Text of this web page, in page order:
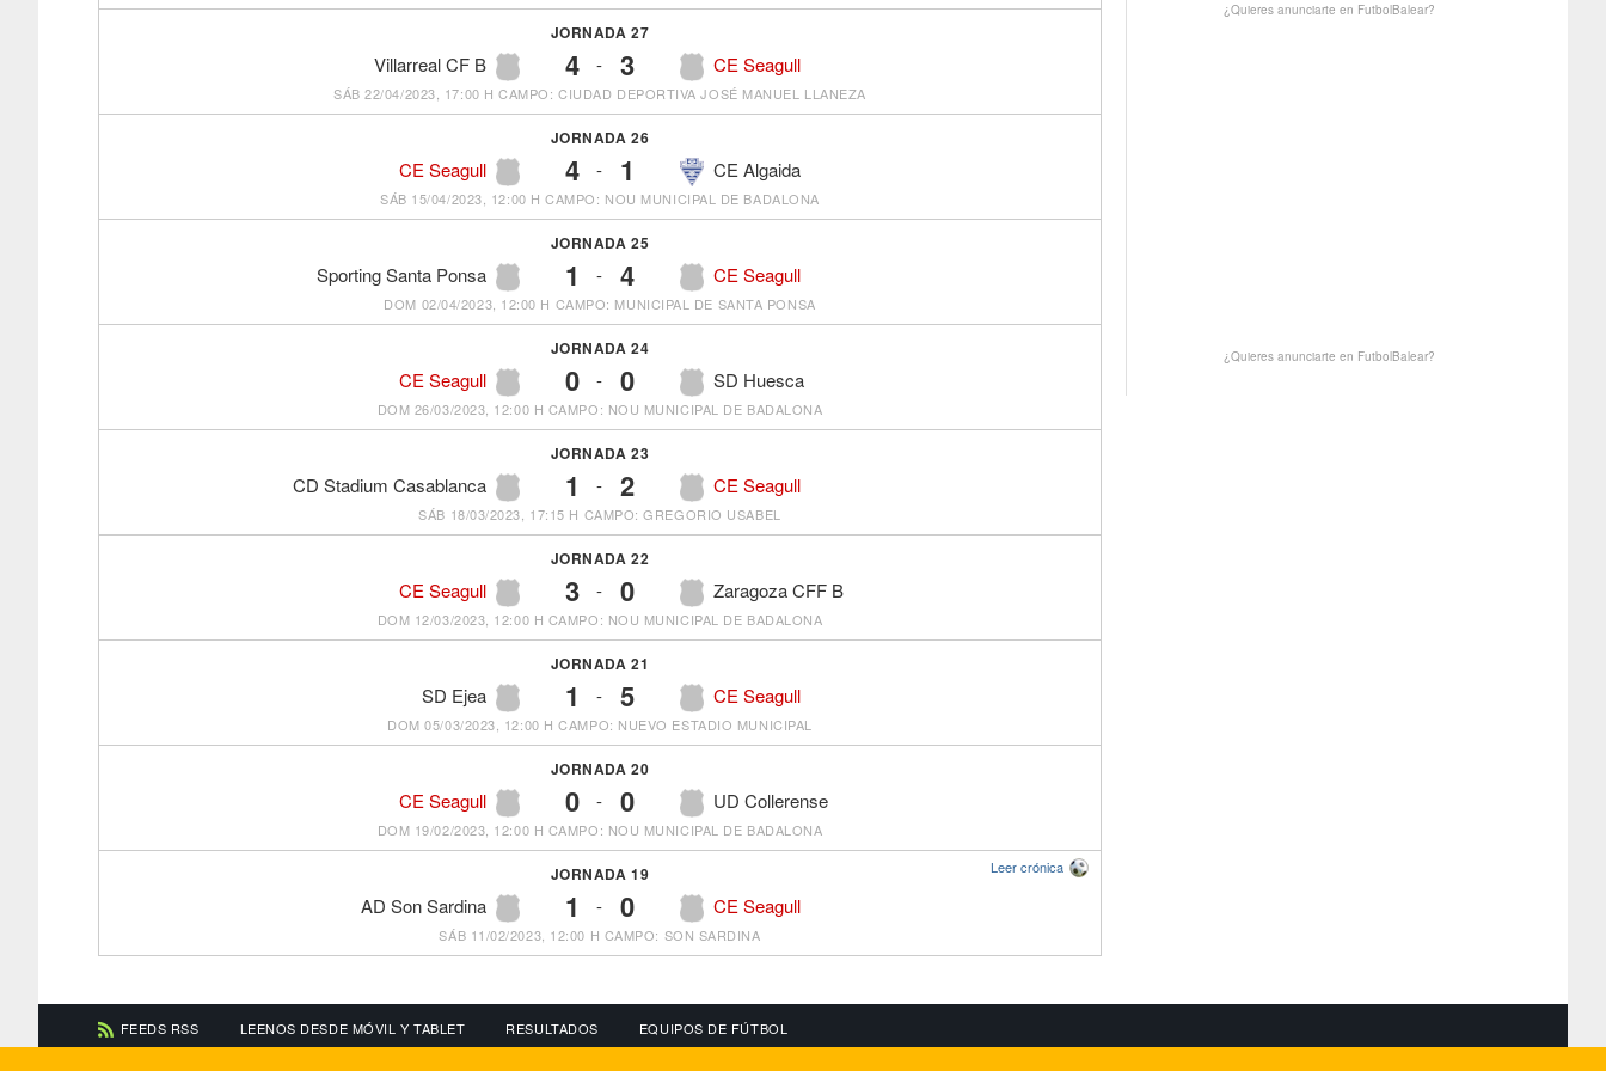
JORNADA 27
Villarreal CF B 4 - CE Seagull
3
SÁB 22/04/2023, 17:00 H CAMPO: CIUDAD DEPORTIVA JOSÉ MANUEL LLANEZA
JORNADA 26
CE Seagull 4 - CE Algaida
1
SÁB 15/04/2023, 12:00 H CAMPO: NOU MUNICIPAL DE BADALONA
JORNADA 25
Sporting Santa Ponsa 1 - CE Seagull
4
DOM 02/04/2023, 12:00 H CAMPO: MUNICIPAL DE SANTA PONSA
JORNADA 24
CE Seagull 0 - SD Huesca
0
DOM 26/03/2023, 12:00 H CAMPO: NOU MUNICIPAL DE BADALONA
JORNADA 23
CD Stadium Casablanca 1 - CE Seagull
2
SÁB 18/03/2023, 17:15 H CAMPO: GREGORIO USABEL
JORNADA 22
CE Seagull 3 - Zaragoza CFF B
0
DOM 12/03/2023, 12:00 H CAMPO: NOU MUNICIPAL DE BADALONA
JORNADA 21
SD Ejea 1 - CE Seagull
5
DOM 05/03/2023, 12:00 H CAMPO: NUEVO ESTADIO MUNICIPAL
JORNADA 20
CE Seagull 0 - UD Collerense
0
DOM 19/02/2023, 12:00 H CAMPO: NOU MUNICIPAL DE BADALONA
JORNADA 19
AD Son Sardina 1 - CE Seagull
0
SÁB 11/02/2023, 12:00 H CAMPO: SON SARDINA
Leer crónica
¿Quieres anunciarte en FutbolBalear?
¿Quieres anunciarte en FutbolBalear?
FEEDS RSS LEENOS DESDE MÓVIL Y TABLET RESULTADOS EQUIPOS DE FÚTBOL